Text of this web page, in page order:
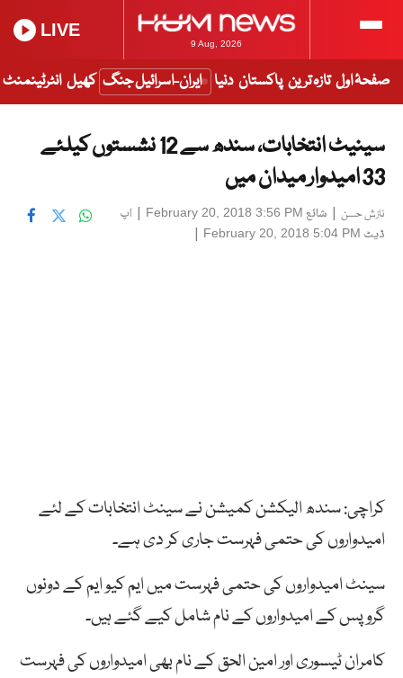
9 Aug, 2026
LIVE
صفحۂ اول تازہ ترین پاکستان دنیا ایران-اسرائیل جنگ کھیل انٹرٹینمنٹ
سینیٹ انتخابات، سندھ سے 12 نشستوں کیلئے
33 امیدوار میدان میں
نازش حسن | شائع February 20, 2018 3:56 PM
| اپ
ڈیٹ February 20, 2018 5:04 PM
|
کراچی: سندھ الیکشن کمیشن نے سینٹ انتخابات کے لئے
امیدواروں کی حتمی فہرست جاری کر دی ہے۔
سینٹ امیدواروں کی حتمی فہرست میں ایم کیو ایم کے دونوں
گروپس کے امیدواروں کے نام شامل کیے گئے ہیں۔
کامران ٹیسوری اور امین الحق کے نام بھی امیدواروں کی فہرست